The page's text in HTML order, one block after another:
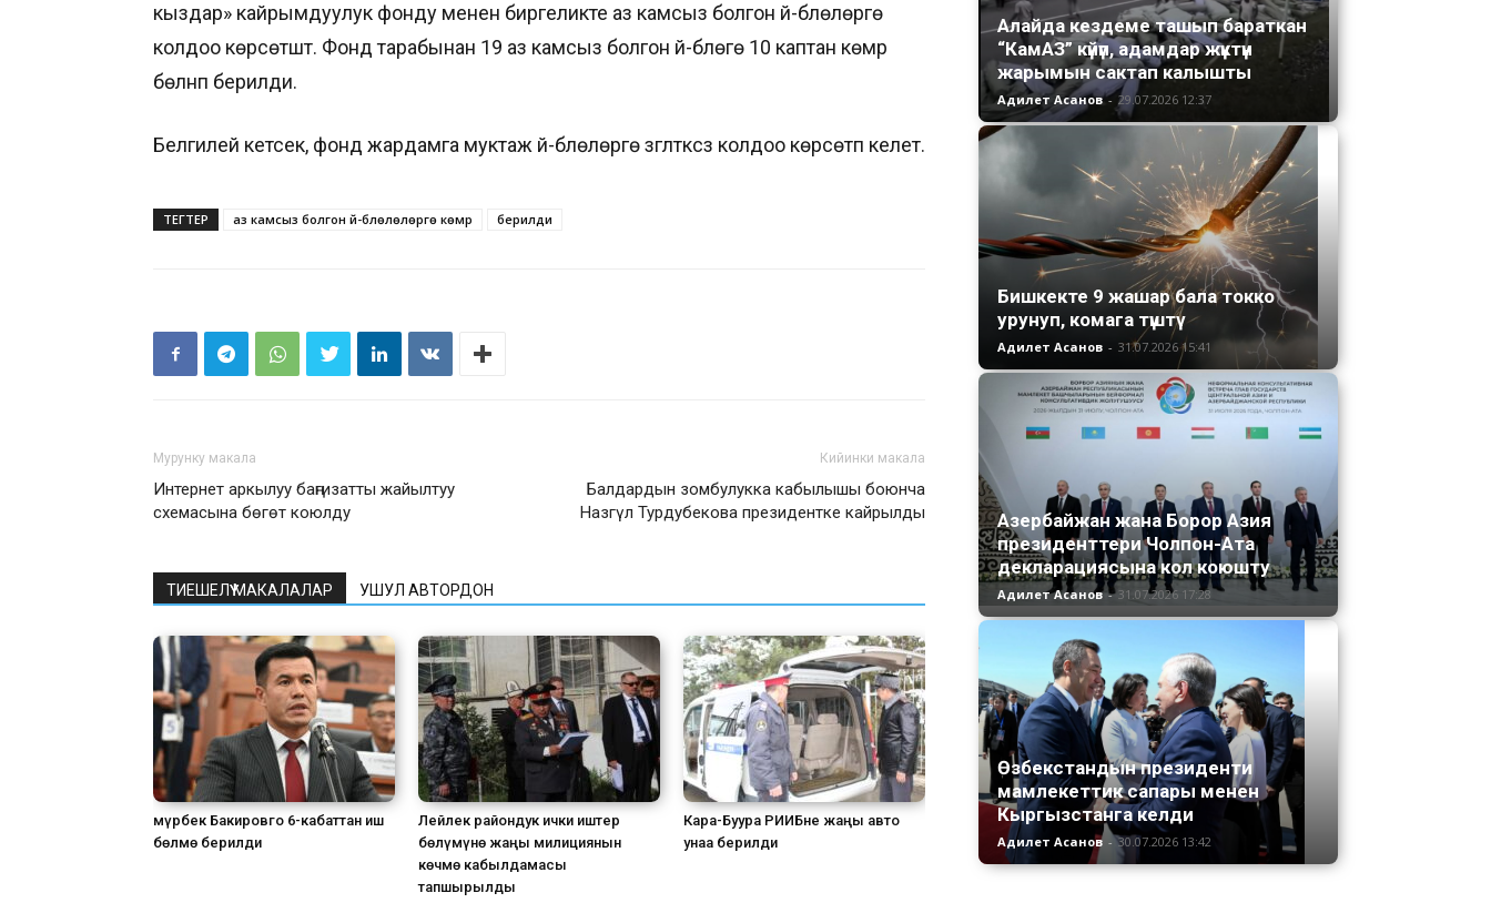
кыздар» кайрымдуулук фонду менен биргеликте аз камсыз болгон үй-бүлөлөргө
колдоо көрсөтүштү. Фонд тарабынан 19 аз камсыз болгон үй-бүлөгө 10 каптан көмүр
бөлүнүп берилди.
Белгилей кетсек, фонд жардамга муктаж үй-бүлөлөргө үзгүлтүксүз колдоо көрсөтүп келет.
ТЕГТЕР аз камсыз болгон үй-бүлөлөлөргө көмүр берилди
Мурунку макала
Интернет аркылуу баңгизатты жайылтуу
схемасына бөгөт коюлду
Кийинки макала
Балдардын зомбулукка кабылышы боюнча
Назгүл Турдубекова президентке кайрылды
ТИЕШЕЛҮҮ МАКАЛАЛАР УШУЛ АВТОРДОН
Өмүрбек Бакировго 6-кабаттан иш
бөлмө берилди
Лейлек райондук ички иштер
бөлүмүнө жаңы милициянын
көчмө кабылдамасы
тапшырылды
Кара-Буура РИИБне жаңы авто
унаа берилди
Алайда кездеме ташып бараткан
“КамАЗ” күйүп, адамдар жүктүн
жарымын сактап калышты
Адилет Асанов - 29.07.2026 12:37
Бишкекте 9 жашар бала токко
урунуп, комага түштү
Адилет Асанов - 31.07.2026 15:41
Азербайжан жана Борор Азия
президенттери Чолпон-Ата
декларациясына кол коюшту
Адилет Асанов - 31.07.2026 17:28
Өзбекстандын президенти
мамлекеттик сапары менен
Кыргызстанга келди
Адилет Асанов - 30.07.2026 13:42